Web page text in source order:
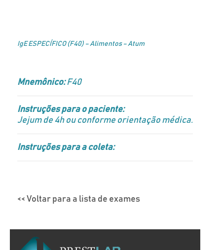
IgE ESPECÍFICO (F40) – Alimentos – Atum
Mnemônico:F40
Instruções para o paciente:
Jejum de 4h ou conforme orientação médica.
Instruções para a coleta:
<< Voltar para a lista de exames